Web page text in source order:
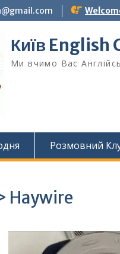
Київ English
Ми вчимо Вас
Розмовний
Haywire